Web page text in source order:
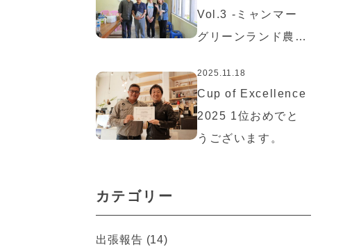
Vol.3 -ミャンマー
グリーンランド農園
2025.11.18
Cup of Excellence
2025 1位おめでと
うございます。
カテゴリー
出張報告 (14)